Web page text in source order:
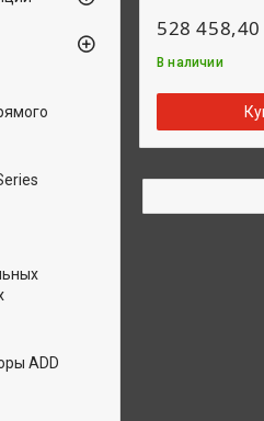
528 458,40
В наличии
ADD